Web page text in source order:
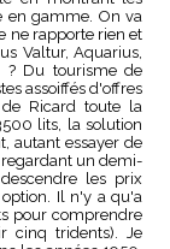
en gamme. On va
ne rapporte rien et
Valtur, Aquarius,
? Du tourisme de
assoiffés d'offres
Ricard toute la
lits, la solution
autant essayer de
regardant un demi-
les prix
Il n'y a qu'a
pour comprendre
cinq tridents). Je